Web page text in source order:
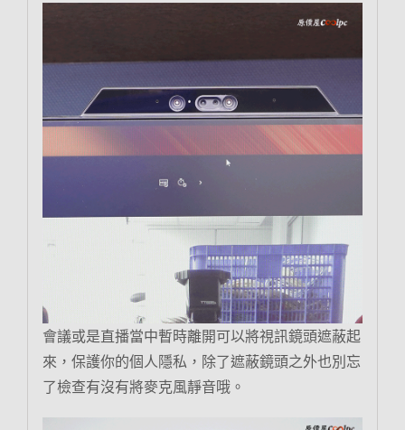
會議或是直播當中暫時離開可以將視訊鏡頭遮蔽起
來，保護你的個人隱私，除了遮蔽鏡頭之外也別忘
了檢查有沒有將麥克風靜音哦。